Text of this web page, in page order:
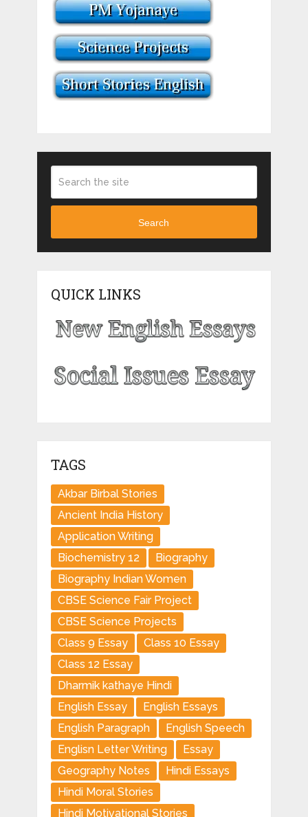
Search
QUICK LINKS
TAGS
Akbar Birbal Stories
Ancient India History
Application Writing
Biochemistry 12
Biography
Biography Indian Women
CBSE Science Fair Project
CBSE Science Projects
Class 9 Essay
Class 10 Essay
Class 12 Essay
Dharmik kathaye Hindi
English Essay
English Essays
English Paragraph
English Speech
Englisn Letter Writing
Essay
Geography Notes
Hindi Essays
Hindi Moral Stories
Hindi Motivational Stories